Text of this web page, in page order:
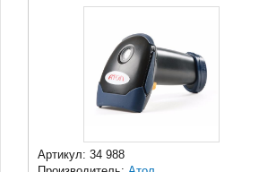
Артикул: 34 988